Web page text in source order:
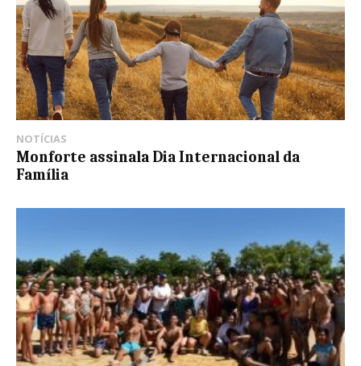
NOTÍCIAS
Monforte assinala Dia Internacional da
Família